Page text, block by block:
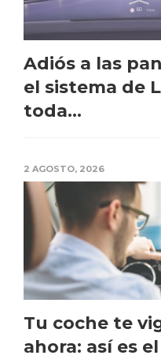
Adiós a las
el sistema de
toda...
2 AGOSTO, 2026
Tu coche te
ahora: así es